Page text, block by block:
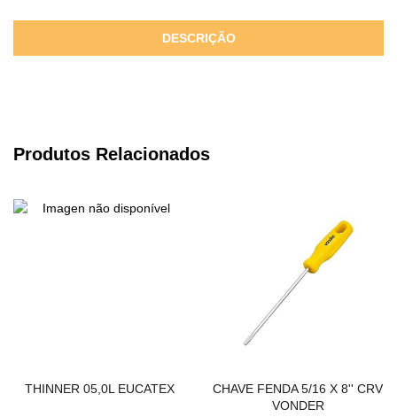
DESCRIÇÃO
Produtos Relacionados
THINNER 05,0L EUCATEX
CHAVE FENDA 5/16 X 8'' CRV
VONDER